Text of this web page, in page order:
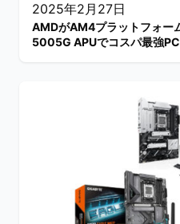
2025年2月27日
AMDがAM4プラットフォー
5005G APUでコスパ最強